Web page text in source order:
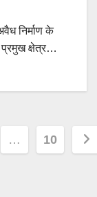
निर्माण के
क्षेत्र…
… 10